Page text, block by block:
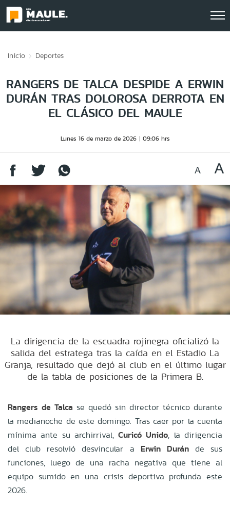
Inicio Deportes
RANGERS DE TALCA DESPIDE A ERWIN
DURÁN TRAS DOLOROSA DERROTA EN
EL CLÁSICO DEL MAULE
Lunes 16 de marzo de 2026 09:06 hrs
La dirigencia de la escuadra rojinegra oficializó la
salida del estratega tras la caída en el Estadio La
Granja, resultado que dejó al club en el último lugar
de la tabla de posiciones de la Primera B.
Rangers de Talca se quedó sin director técnico durante
la medianoche de este domingo. Tras caer por la cuenta
mínima ante su archirrival,Curicó Unido, la dirigencia
del club resolvió desvincular a Erwin Duránde sus
funciones, luego de una racha negativa que tiene al
equipo sumido en una crisis deportiva profunda este
2026.